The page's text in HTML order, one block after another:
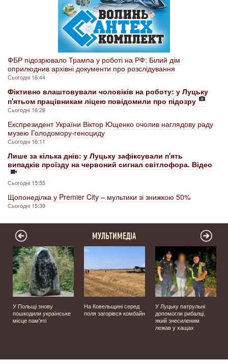
ФБР підозрювало Трампа у роботі на РФ: Білий дім
оприлюднив архівні документи про розслідування
Сьогодні 16:44
Фіктивно влаштовували чоловіків на роботу: у Луцьку
п'ятьом працівникам ліцею повідомили про підозру
Сьогодні 16:28
Експрезидент України Віктор Ющенко очолив наглядову раду
музею Голодомору-геноциду
Сьогодні 16:11
Лише за кілька днів: у Луцьку зафіксували п'ять
випадків проїзду на червоний сигнал світлофора. Відео
Сьогодні 15:55
Щопонеділка у Premier City – мультики зі знижкою 50%
Сьогодні 15:39
МУЛЬТИМЕДІА
У Польщі знову
пошкодили українське
місце пам'яті
На Ковельщині серед
поля загорівся комбайн
У Луцьку патрульні
допомогли рибалці,
який знесиленим
лежав у хащах